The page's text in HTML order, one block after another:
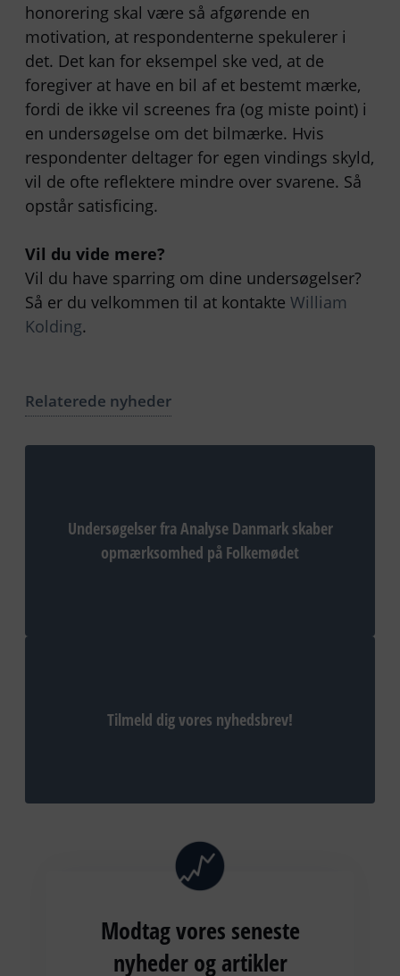
honorering skal være så afgørende en
motivation, at respondenterne spekulerer i
det. Det kan for eksempel ske ved, at de
foregiver at have en bil af et bestemt mærke,
fordi de ikke vil screenes fra (og miste point) i
en undersøgelse om det bilmærke. Hvis
respondenter deltager for egen vindings skyld,
vil de ofte reflektere mindre over svarene. Så
opstår satisficing.
Vil du vide mere?
Vil du have sparring om dine undersøgelser?
Så er du velkommen til at kontakte William
Kolding.
Relaterede nyheder
Undersøgelser fra Analyse Danmark skaber
opmærksomhed på Folkemødet
Tilmeld dig vores nyhedsbrev!
Modtag vores seneste
nyheder og artikler